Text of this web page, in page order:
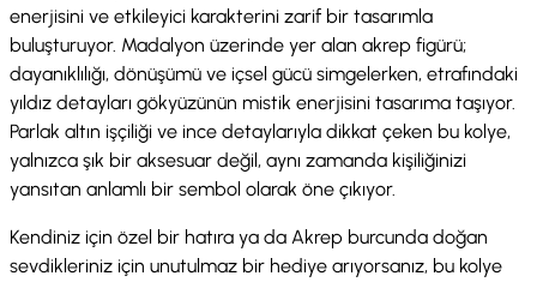
enerjisini ve etkileyici karakterini zarif bir tasarımla
buluşturuyor. Madalyon üzerinde yer alan akrep figürü;
dayanıklılığı, dönüşümü ve içsel gücü simgelerken, etrafındaki
yıldız detayları gökyüzünün mistik enerjisini tasarıma taşıyor.
Parlak altın işçiliği ve ince detaylarıyla dikkat çeken bu kolye,
yalnızca şık bir aksesuar değil, aynı zamanda kişiliğinizi
yansıtan anlamlı bir sembol olarak öne çıkıyor.
Kendiniz için özel bir hatıra ya da Akrep burcunda doğan
sevdikleriniz için unutulmaz bir hediye arıyorsanız, bu kolye